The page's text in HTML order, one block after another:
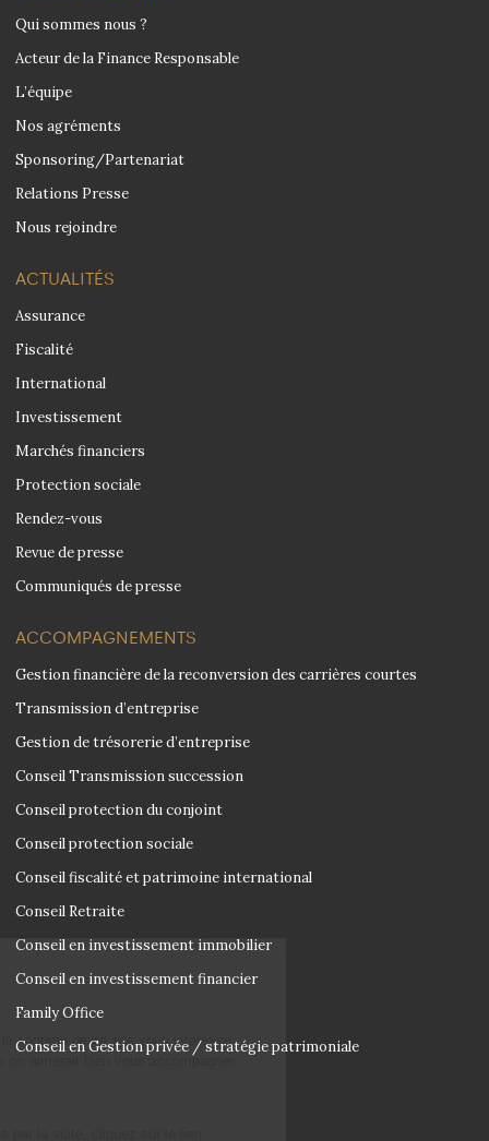
Salut c'est nous...
les Cookies !
On a attendu d'être sûrs que le contenu de
ce site vous intéresse avant de vous
déranger, mais on aimerait bien vous accompagner pendant votre
Qui sommes nous ?
Acteur de la Finance Responsable
L’équipe
Nos agréments
Sponsoring/Partenariat
Relations Presse
Nous rejoindre
ACTUALITÉS
Assurance
Fiscalité
International
Investissement
Marchés financiers
Protection sociale
Rendez-vous
Revue de presse
Communiqués de presse
ACCOMPAGNEMENTS
Gestion financière de la reconversion des carrières courtes
Transmission d’entreprise
Gestion de trésorerie d’entreprise
Conseil Transmission succession
Conseil protection du conjoint
Conseil protection sociale
Conseil fiscalité et patrimoine international
Conseil Retraite
Conseil en investissement immobilier
Conseil en investissement financier
Family Office
Conseil en Gestion privée / stratégie patrimoniale